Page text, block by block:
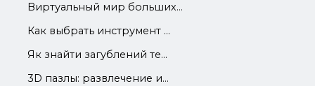
Виртуальный мир больших...
Как выбрать инструмент ...
Як знайти загублений те...
3D пазлы: развлечение и...